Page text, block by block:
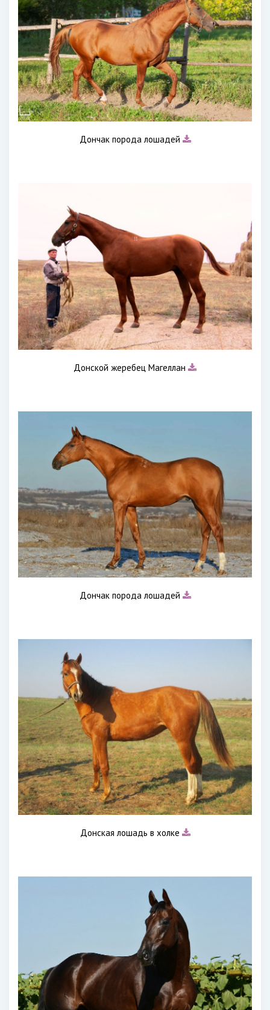
Дончак порода лошадей
Донской жеребец Магеллан
Дончак порода лошадей
Донская лошадь в холке